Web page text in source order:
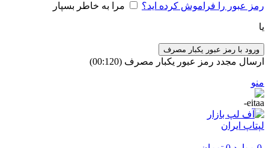
رمز عبور را فراموش کرده اید؟ مرا به خاطر بسپار
یا
ورود با رمز عبور یکبار مصرف
ارسال مجدد رمز عبور یکبار مصرف (00:
120
)
منو